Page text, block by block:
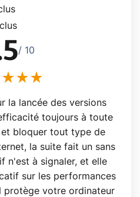
/ 10
la lancée des versions
toujours à toute
bloquer tout type de
la suite fait un sans
n'est à signaler, et elle
sur les performances
protège votre ordinateur